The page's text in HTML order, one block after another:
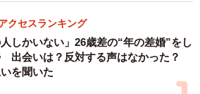
クセスランキング
人しかいない」26歳差の“年の差婚”をし
出会いは？反対する声はなかった？
を聞いた